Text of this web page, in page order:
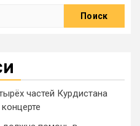
частей Курдистана